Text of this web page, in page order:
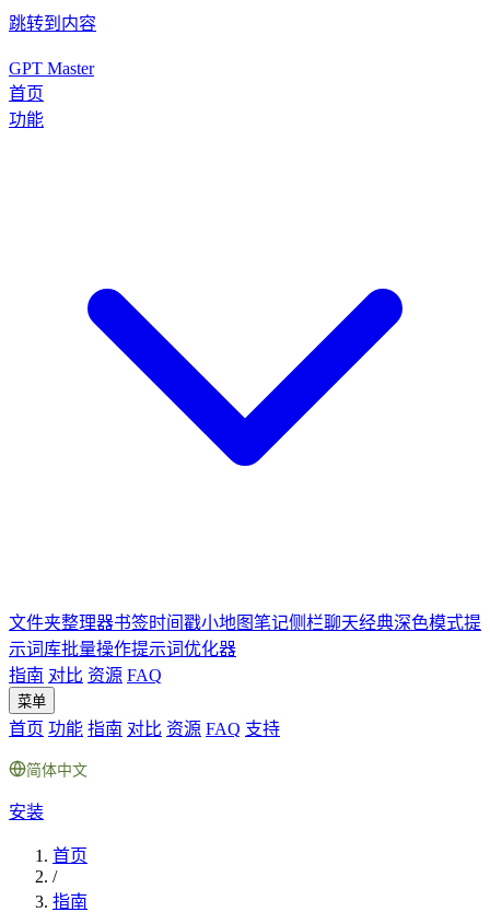
跳转到内容
GPT Master
首页
功能
文件夹整理器书签时间戳小地图笔记侧栏聊天经典深色模式提
示词库批量操作提示词优化器
指南 对比 资源 FAQ
菜单
首页 功能 指南 对比 资源 FAQ 支持
简体中文
安装
首页
/
指南